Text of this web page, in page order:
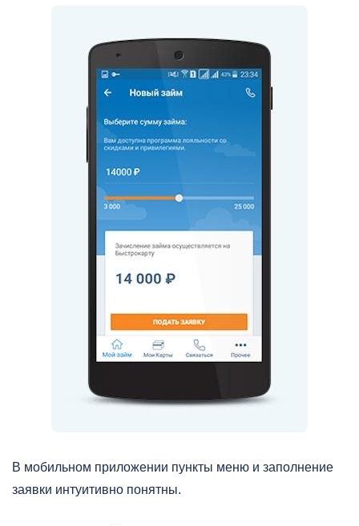
В мобильном приложении пункты меню и заполнение
заявки интуитивно понятны.